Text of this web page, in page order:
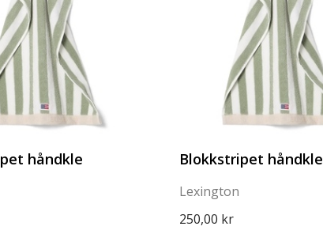
håndkle Blokkstripet håndkle
Lexington
250,00 kr